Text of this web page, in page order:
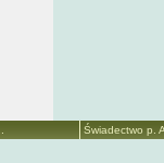
Świadectwo p.